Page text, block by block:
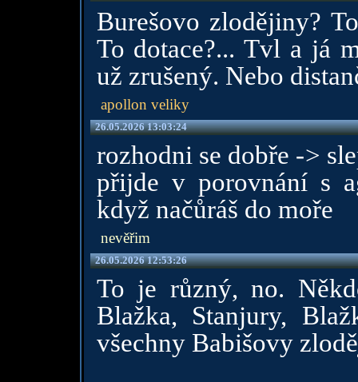
Burešovo zlodějiny?
To dotace?... Tvl a já
už zrušený. Nebo
apollon veliky
26.05.2026 13:03:24
rozhodni se dobře ->
přijde v porovnání s
když načůráš do moře
nevěřim
26.05.2026 12:53:26
To je různý, no.
Blažka, Stanjury,
všechny Babišovy